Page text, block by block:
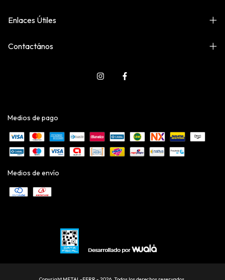
Enlaces Útiles
Contactános
Medios de pago
Medios de envío